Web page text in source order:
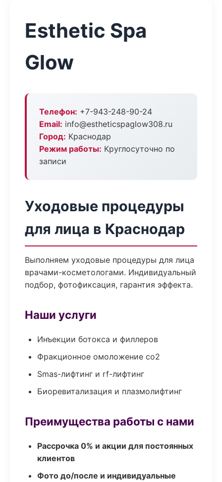
Esthetic Spa
Glow
Телефон: +7-943-248-90-24
Email: info@estheticspaglow308.ru
Город: Краснодар
Режим работы: Круглосуточно по
записи
Уходовые процедуры
для лица в Краснодар
Выполняем уходовые процедуры для лица
врачами-косметологами. Индивидуальный
подбор, фотофиксация, гарантия эффекта.
Наши услуги
Инъекции ботокса и филлеров
Фракционное омоложение co2
Smas-лифтинг и rf-лифтинг
Биоревитализация и плазмолифтинг
Преимущества работы с нами
Рассрочка 0% и акции для постоянных
клиентов
Фото до/после и индивидуальные